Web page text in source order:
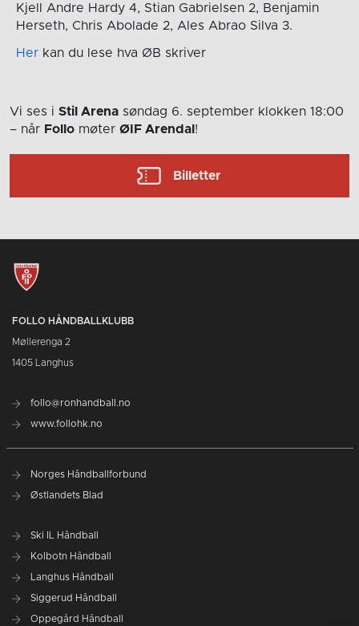
Kjell Andre Hardy 4, Stian Gabrielsen 2, Benjamin
Herseth, Chris Abolade 2, Ales Abrao Silva 3.
Herkan du lese hva ØB skriver
Vi ses i Stil Arena søndag 6. september klokken 18:00
– når Follo møter ØIF Arendal !
Billetter
FOLLO HÅNDBALLKLUBB
Møllerenga 2
1405 Langhus
follo@ronhandball.no
www.follohk.no
Norges Håndballforbund
Østlandets Blad
Ski IL Håndball
Kolbotn Håndball
Langhus Håndball
Siggerud Håndball
Oppegård Håndball